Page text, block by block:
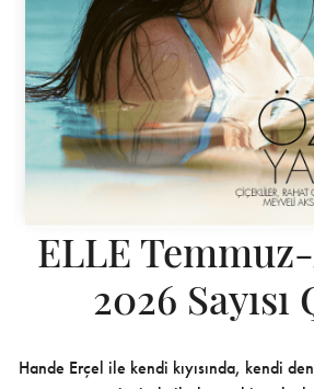
ELLE
2026 Sayısı
Hande Erçel ile kendi kıyısında, kendi